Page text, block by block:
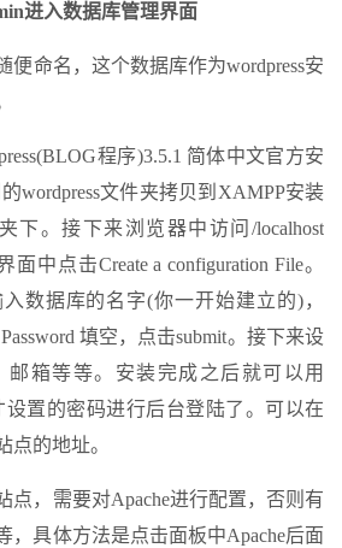
进入数据库管理界面
便命名，这个数据库作为wordpress安
程序)3.5.1 简体中文官方安
wordpress文件夹拷贝到XAMPP安装
下。接下来浏览器中访问/localhost
面中点击Create a configuration File。
数据库的名字(你一开始建立的)，
填空，点击submit。接下来设
邮箱等等。安装完成之后就可以用
设置的密码进行后台登陆了。可以在
点的地址。
点，需要对Apache进行配置，否则有
，具体方法是点击面板中Apache后面